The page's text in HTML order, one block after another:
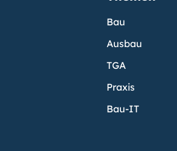
Bau
Ausbau
TGA
Praxis
Bau-IT